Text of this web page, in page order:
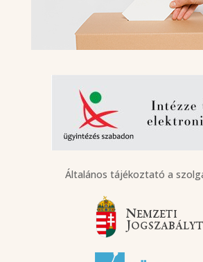
Általános tájékoztató a